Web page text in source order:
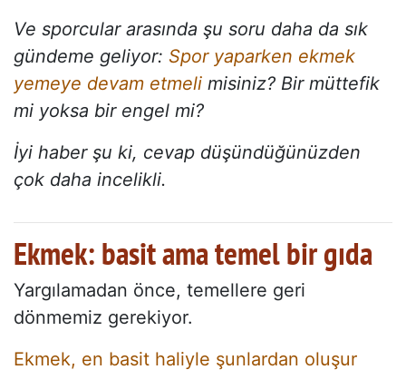
Ve sporcular arasında şu soru daha da sık
gündeme geliyor: Spor yaparken ekmek
yemeye devam etmeli misiniz? Bir müttefik
mi yoksa bir engel mi?
İyi haber şu ki, cevap düşündüğünüzden
çok daha incelikli.
Ekmek: basit ama temel bir gıda
Yargılamadan önce, temellere geri
dönmemiz gerekiyor.
Ekmek, en basit haliyle şunlardan oluşur